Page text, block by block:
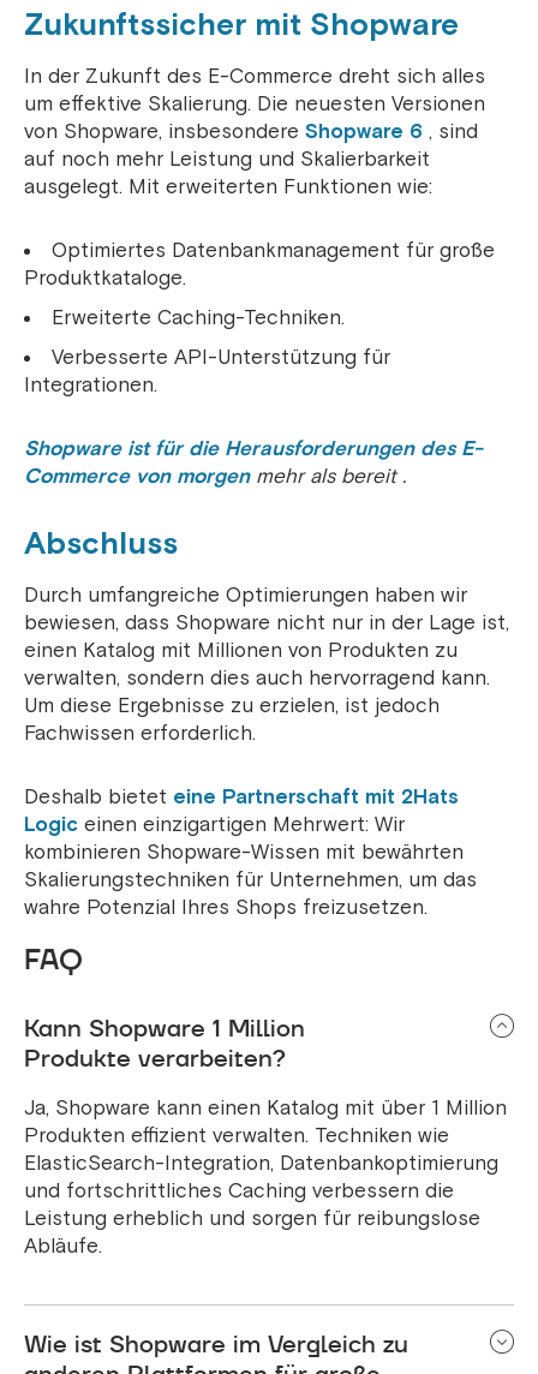
Zukunftssicher mit Shopware
In der Zukunft des E-Commerce dreht sich alles
um effektive Skalierung. Die neuesten Versionen
von Shopware, insbesondere Shopware 6 , sind
auf noch mehr Leistung und Skalierbarkeit
ausgelegt. Mit erweiterten Funktionen wie:
Optimiertes Datenbankmanagement für große
Produktkataloge.
Erweiterte Caching-Techniken.
Verbesserte API-Unterstützung für
Integrationen.
Shopware ist für die Herausforderungen des E-
Commerce von morgenmehr als bereit .
Abschluss
Durch umfangreiche Optimierungen haben wir
bewiesen, dass Shopware nicht nur in der Lage ist,
einen Katalog mit Millionen von Produkten zu
verwalten, sondern dies auch hervorragend kann.
Um diese Ergebnisse zu erzielen, ist jedoch
Fachwissen erforderlich.
Deshalb bietet eine Partnerschaft mit 2Hats
Logic einen einzigartigen Mehrwert: Wir
kombinieren Shopware-Wissen mit bewährten
Skalierungstechniken für Unternehmen, um das
wahre Potenzial Ihres Shops freizusetzen.
FAQ
Kann Shopware 1 Million
Produkte verarbeiten?
Ja, Shopware kann einen Katalog mit über 1 Million
Produkten effizient verwalten. Techniken wie
ElasticSearch-Integration, Datenbankoptimierung
und fortschrittliches Caching verbessern die
Leistung erheblich und sorgen für reibungslose
Abläufe.
Wie ist Shopware im Vergleich zu